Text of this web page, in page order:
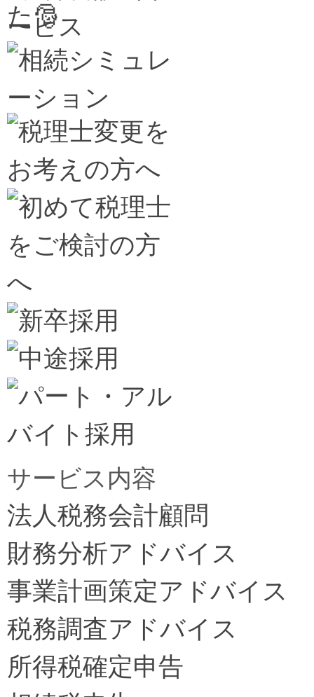
サービス内容
法人税務会計顧問
財務分析アドバイス
事業計画策定アドバイス
税務調査アドバイス
所得税確定申告